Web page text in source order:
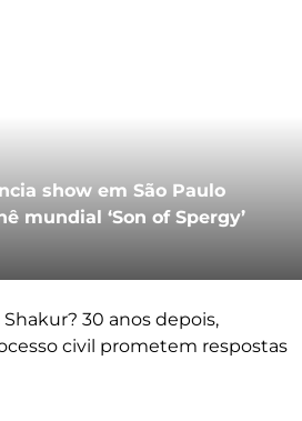
show em São Paulo
mundial ‘Son of Spergy’